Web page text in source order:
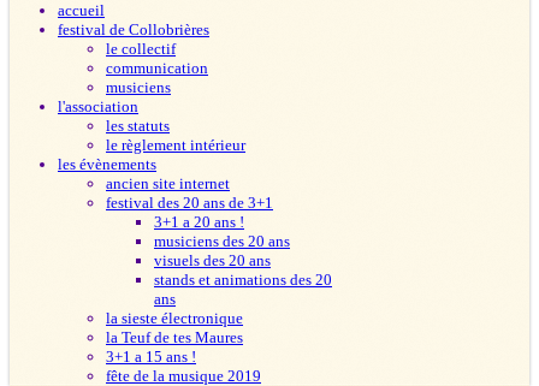
accueil
festival de Collobrières
le collectif
communication
musiciens
l'association
les statuts
le règlement intérieur
les évènements
ancien site internet
festival des 20 ans de 3+1
3+1 a 20 ans !
musiciens des 20 ans
visuels des 20 ans
stands et animations des 20
ans
la sieste électronique
la Teuf de tes Maures
3+1 a 15 ans !
fête de la musique 2019